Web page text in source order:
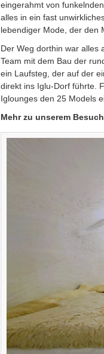
eingerahmt von
alles in ein fast
lebendiger Mode, der den
Der Weg dorthin war alles
Team mit dem Bau der
ein Laufsteg, der auf der
direkt ins Iglu-Dorf führte.
Iglounges den 25 Models
Mehr zu unserem